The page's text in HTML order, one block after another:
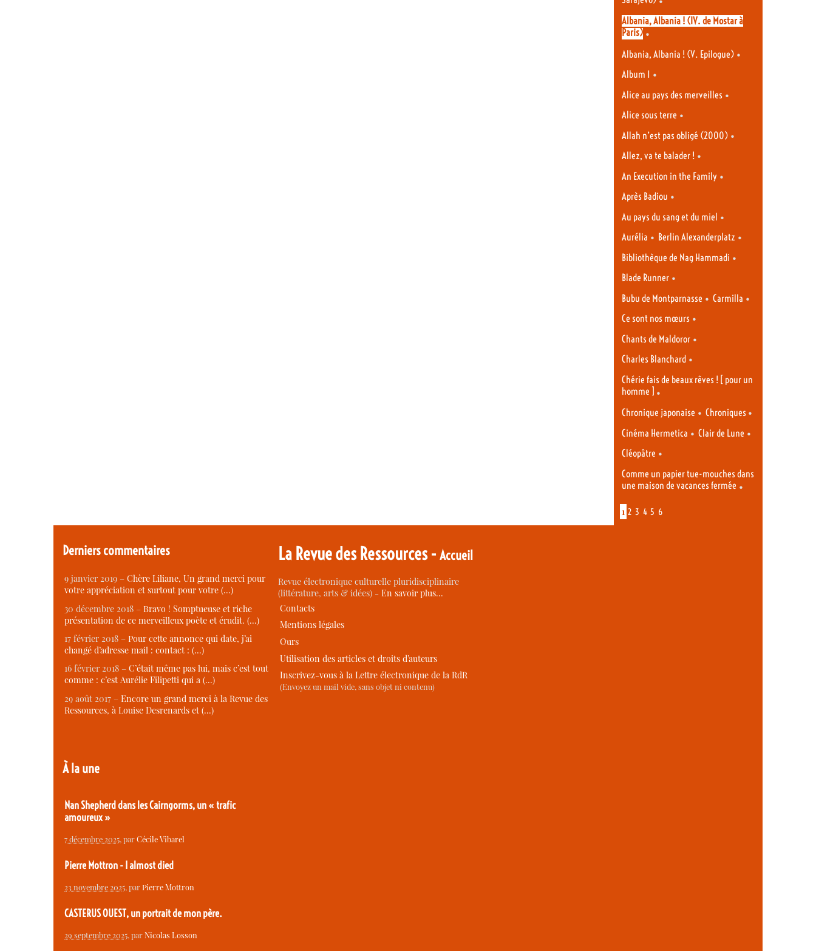
Albania, Albania ! (IV. de Mostar à
Paris) •
Albania, Albania ! (V. Epilogue) •
Album 1 •
Alice au pays des merveilles •
Alice sous terre •
Allah n’est pas obligé (2000) •
Allez, va te balader ! •
An Execution in the Family •
Après Badiou •
Au pays du sang et du miel •
Aurélia • Berlin Alexanderplatz •
Bibliothèque de Nag Hammadi •
Blade Runner •
Bubu de Montparnasse • Carmilla •
Ce sont nos mœurs •
Chants de Maldoror •
Charles Blanchard •
Chérie fais de beaux rêves ! [ pour un
homme ] •
Chronique japonaise • Chroniques •
Cinéma Hermetica • Clair de Lune •
Cléopâtre •
Comme un papier tue-mouches dans
une maison de vacances fermée •
1 2 3 4 5 6
Derniers commentaires
9 janvier 2019 – Chère Liliane, Un grand merci pour
votre appréciation et surtout pour votre (…)
30 décembre 2018 – Bravo ! Somptueuse et riche
présentation de ce merveilleux poète et érudit. (…)
17 février 2018 – Pour cette annonce qui date, j’ai
changé d’adresse mail : contact : (…)
16 février 2018 – C’était même pas lui, mais c’est tout
comme : c’est Aurélie Filipetti qui a (…)
29 août 2017 – Encore un grand merci à la Revue des
Ressources, à Louise Desrenards et (…)
À la une
Nan Shepherd dans les Cairngorms, un « trafic
amoureux »
7 décembre 2025, parCécile Vibarel
Pierre Mottron - I almost died
23 novembre 2025, parPierre Mottron
CASTERUS OUEST, un portrait de mon père.
29 septembre 2025, parNicolas Losson
La Revue des Ressources -Accueil
Revue électronique culturelle pluridisciplinaire
(littérature, arts & idées) -En savoir plus…
Contacts
Mentions légales
Ours
Utilisation des articles et droits d’auteurs
Inscrivez-vous à la Lettre électronique de la RdR
(Envoyez un mail vide, sans objet ni contenu)